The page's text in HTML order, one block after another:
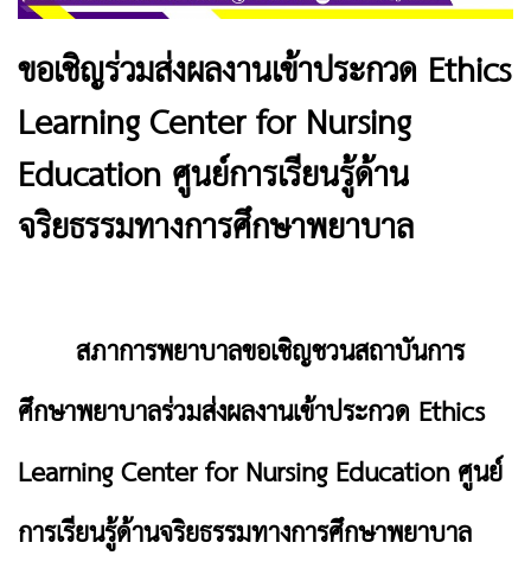
ขอเชิญร่วมส่งผลงานเข้าประกวด Ethics
Learning Center for Nursing
Education ศูนย์การเรียนรู้ด้าน
จริยธรรมทางการศึกษาพยาบาล
สภาการพยาบาลขอเชิญชวนสถาบันการ
ศึกษาพยาบาลร่วมส่งผลงานเข้าประกวด Ethics
Learning Center for Nursing Education ศูนย์
การเรียนรู้ด้านจริยธรรมทางการศึกษาพยาบาล